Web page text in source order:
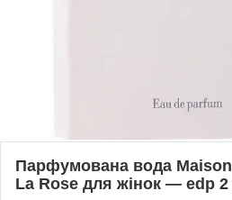
Парфумована вода
La Rose для жінок — edp